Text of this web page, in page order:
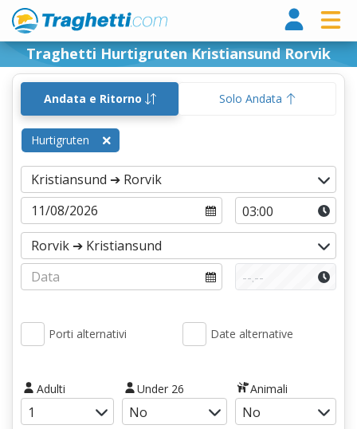
Traghetti Hurtigruten Kristiansund Rorvik
Andata e Ritorno Solo Andata
Hurtigruten
Porti alternativi Date alternative
Adulti Under 26 Animali